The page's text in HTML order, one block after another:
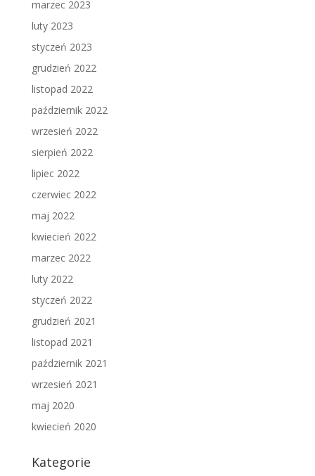
marzec 2023
luty 2023
styczeń 2023
grudzień 2022
listopad 2022
październik 2022
wrzesień 2022
sierpień 2022
lipiec 2022
czerwiec 2022
maj 2022
kwiecień 2022
marzec 2022
luty 2022
styczeń 2022
grudzień 2021
listopad 2021
październik 2021
wrzesień 2021
maj 2020
kwiecień 2020
Kategorie